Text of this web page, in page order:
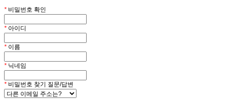
* 비밀번호 확인
* 아이디
* 이름
* 닉네임
* 비밀번호 찾기 질문/답변